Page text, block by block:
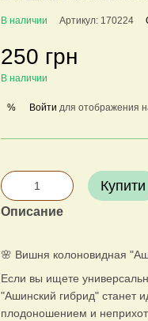
В наличии Артикул: 170224
250 грн
В наличии
% Войти для отображения
Купити
Описание
🌸 Вишня колоновидная
Если вы ищете
"Ашинский гибрид" станет
плодоношением и